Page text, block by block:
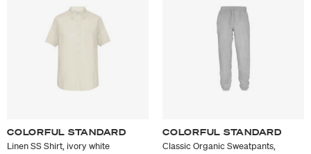
COLORFUL STANDARD
Linen SS Shirt, ivory white
COLORFUL STANDARD
Classic Organic Sweatpants,